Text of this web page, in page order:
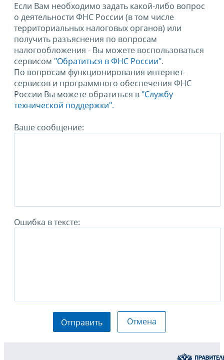
Если Вам необходимо задать какой-либо вопрос
о деятельности ФНС России (в том числе
территориальных налоговых органов) или
получить разъяснения по вопросам
налогообложения - Вы можете воспользоваться
сервисом "Обратиться в ФНС России".
По вопросам функционирования интернет-
сервисов и программного обеспечения ФНС
России Вы можете обратиться в "Службу
технической поддержки".
Ваше сообщение:
Ошибка в тексте:
Отправить Отмена